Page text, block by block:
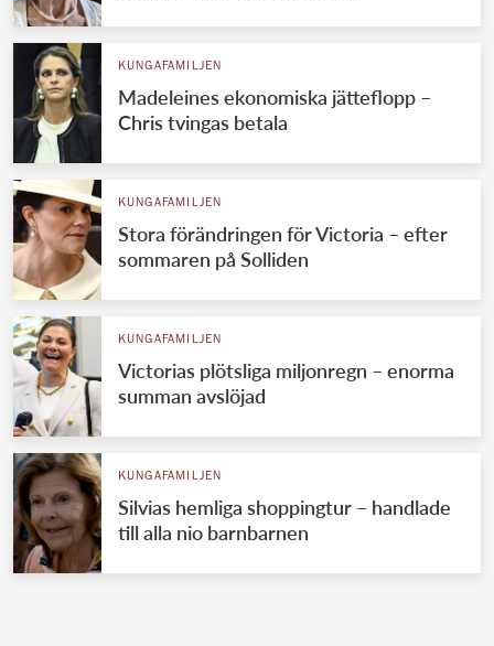
KUNGAFAMILJEN
Madeleines ekonomiska jätteflopp –
Chris tvingas betala
KUNGAFAMILJEN
Stora förändringen för Victoria – efter
sommaren på Solliden
KUNGAFAMILJEN
Victorias plötsliga miljonregn – enorma
summan avslöjad
KUNGAFAMILJEN
Silvias hemliga shoppingtur – handlade
till alla nio barnbarnen